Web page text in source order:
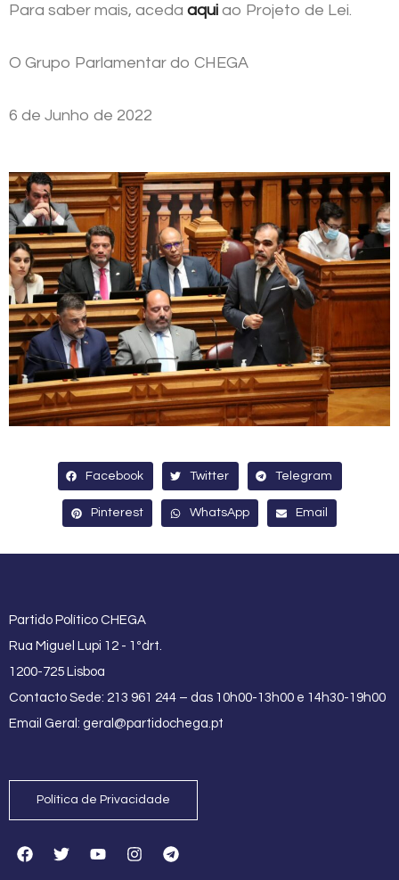
Para saber mais, aceda aqui ao Projeto de Lei.
O Grupo Parlamentar do CHEGA
6 de Junho de 2022
Facebook Twitter Telegram
Pinterest WhatsApp Email
Partido Político CHEGA
Rua Miguel Lupi 12 - 1ºdrt.
1200-725 Lisboa
Contacto Sede: 213 961 244 – das 10h00-13h00 e 14h30-19h00
Email Geral: geral@partidochega.pt
Política de Privacidade